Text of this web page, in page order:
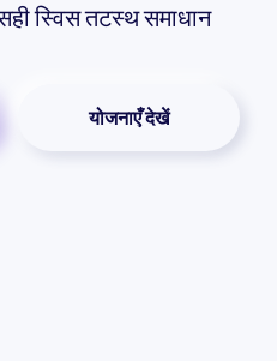
स्विस तटस्थ समाधान
योजनाएँ देखें